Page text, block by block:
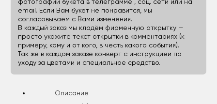
фотографии букета в телеграмме , соц. сети или на
email. Если Вам букет не понравится, мы
согласовываем с Вами изменения.
В каждый заказ мы кладём фирменную открытку —
просто укажите текст открытки в комментариях (к
примеру, кому и от кого, в честь какого события).
Так же в каждом заказе конверт с инструкцией по
уходу за цветами и специальное средство.
Описание